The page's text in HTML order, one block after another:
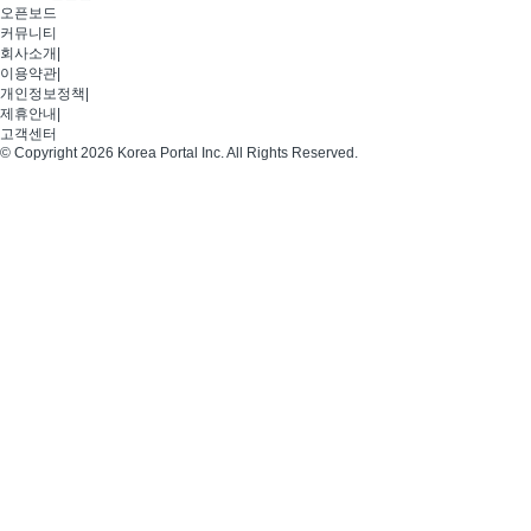
오픈보드
커뮤니티
회사소개
이용약관
개인정보정책
제휴안내
고객센터
© Copyright 2026 Korea Portal Inc. All Rights Reserved.